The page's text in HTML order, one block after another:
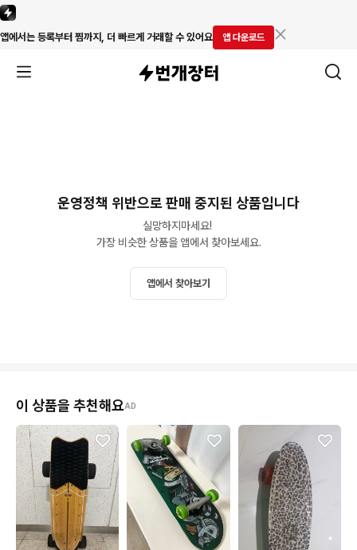
앱에서는 등록부터 찜까지, 더 빠르게 거래할 수 있어요 앱 다운로드
운영정책 위반으로 판매 중지된 상품입니다
실망하지마세요!
가장 비슷한 상품을 앱에서 찾아보세요.
앱에서 찾아보기
이 상품을 추천해요AD